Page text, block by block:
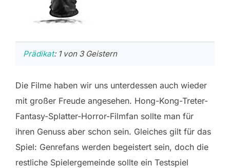
Prädikat: 1 von 3 Geistern
Die Filme haben wir uns unterdessen auch wieder
mit großer Freude angesehen. Hong-Kong-Treter-
Fantasy-Splatter-Horror-Filmfan sollte man für
ihren Genuss aber schon sein. Gleiches gilt für das
Spiel: Genrefans werden begeistert sein, doch die
restliche Spielergemeinde sollte ein Testspiel